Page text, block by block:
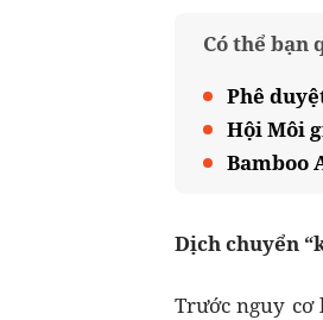
Có thể bạn
Phê
Hội Môi
Bamboo
Dịch chuyển
Trước nguy cơ